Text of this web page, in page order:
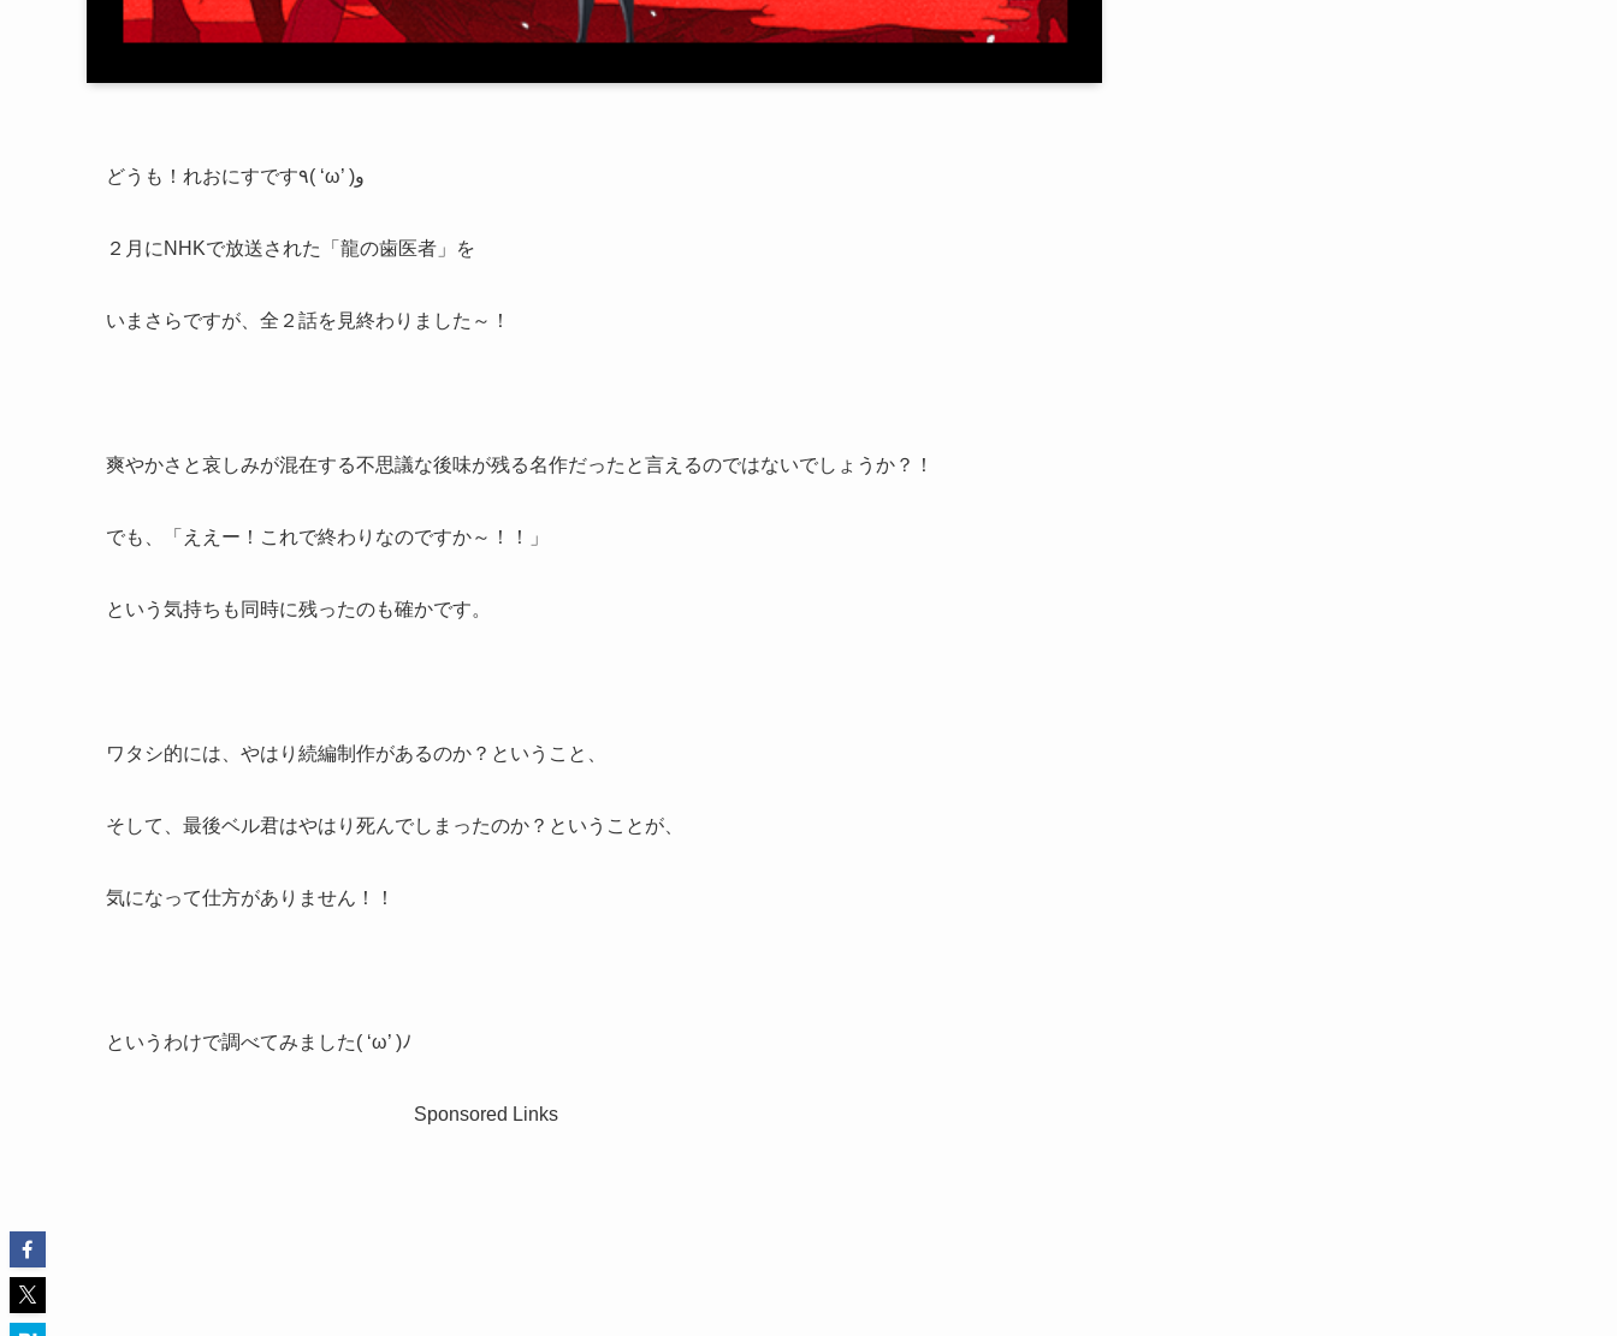
どうも！れおにすです٩( ‘ω’ )و
２月にNHKで放送された「龍の歯医者」を
いまさらですが、全２話を見終わりました～！
爽やかさと哀しみが混在する不思議な後味が残る名作だったと言えるのではないでしょうか？！
でも、「ええー！これで終わりなのですか～！！」
という気持ちも同時に残ったのも確かです。
ワタシ的には、やはり続編制作があるのか？ということ、
そして、最後ベル君はやはり死んでしまったのか？ということが、
気になって仕方がありません！！
というわけで調べてみました( ‘ω’ )ﾉ
Sponsored Links